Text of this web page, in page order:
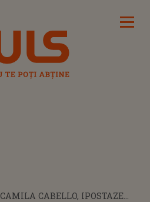
CAMILA CABELLO, IPOSTAZE